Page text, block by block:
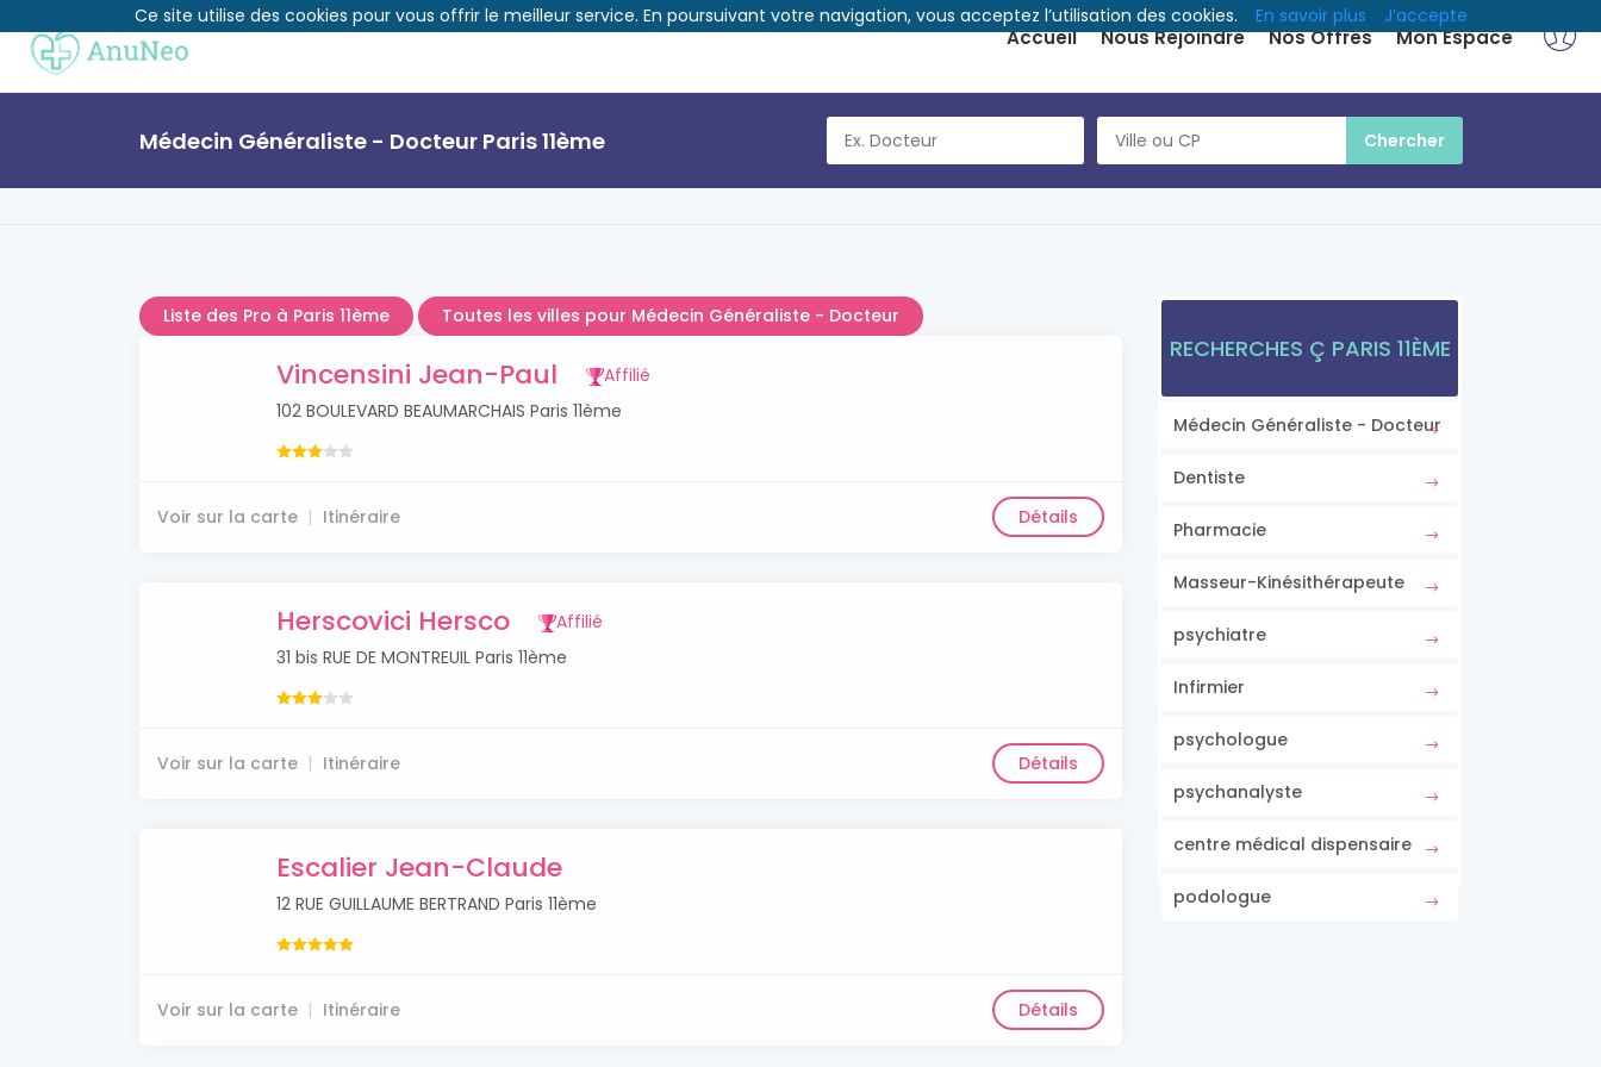
Accueil Nous Rejoindre Nos Offres Mon Espace
Médecin Généraliste - Docteur Paris 11ème
Liste des Pro à Paris 11ème Toutes les villes pour Médecin Généraliste - Docteur
Vincensini Jean-Paul
Affilié
102 BOULEVARD BEAUMARCHAIS Paris 11ème
Voir sur la carte Itinéraire Détails
Herscovici Hersco
Affilié
31 bis RUE DE MONTREUIL Paris 11ème
Voir sur la carte Itinéraire Détails
Escalier Jean-Claude
12 RUE GUILLAUME BERTRAND Paris 11ème
Voir sur la carte Itinéraire Détails
RECHERCHES Ç PARIS 11ÈME
Médecin Généraliste - Docteur
Dentiste
Pharmacie
Masseur-Kinésithérapeute
psychiatre
Infirmier
psychologue
psychanalyste
centre médical dispensaire
podologue
Ce site utilise des cookies pour vous offrir le meilleur service. En poursuivant votre navigation, vous acceptez l’utilisation des cookies. En savoir plus J’accepte